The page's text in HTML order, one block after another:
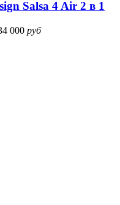
Salsa 4 Air 2 в 1
000 руб